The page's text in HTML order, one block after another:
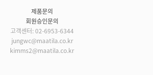
제품문의
회원승인문의
고객센터: 02-6953-6344
jungwc@maatila.co.kr
kimms2@maatila.co.kr